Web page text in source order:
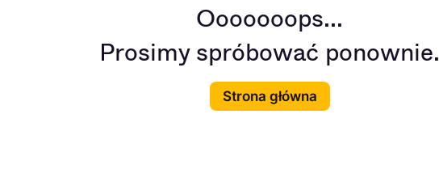
Ooooooops...
Prosimy spróbować ponownie.
Strona główna